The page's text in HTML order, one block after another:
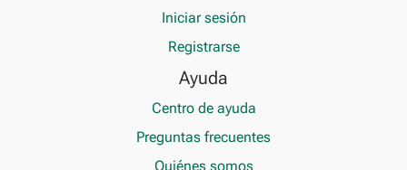
Iniciar sesión
Registrarse
Ayuda
Centro de ayuda
Preguntas frecuentes
Quiénes somos